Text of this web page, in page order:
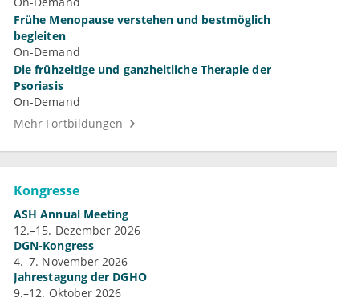
Frühe Menopause verstehen und bestmöglich
begleiten
On-Demand
Die frühzeitige und ganzheitliche Therapie der
Psoriasis
On-Demand
Mehr Fortbildungen
Kongresse
ASH Annual Meeting
12.–15. Dezember 2026
DGN-Kongress
4.–7. November 2026
Jahrestagung der DGHO
9.–12. Oktober 2026